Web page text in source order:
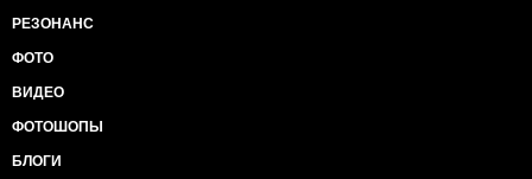
РЕЗОНАНС
ФОТО
ВИДЕО
ФОТОШОПЫ
БЛОГИ